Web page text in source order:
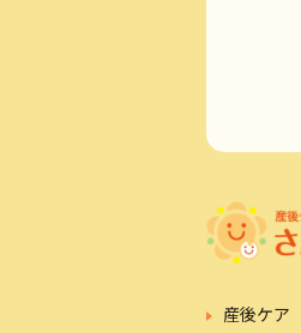
産後ケア